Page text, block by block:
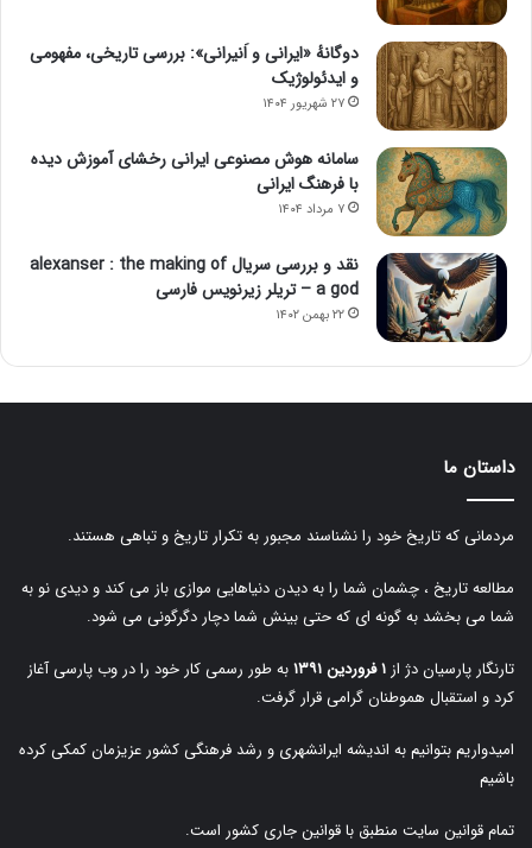
دوگانهٔ «ایرانی و اَنیرانی»: بررسی تاریخی، مفهومی
و ایدئولوژیک
۲۷ شهریور ۱۴۰۴
سامانه هوش مصنوعی ایرانی رخشای آموزش دیده
با فرهنگ ایرانی
۷ مرداد ۱۴۰۴
نقد و بررسی سریال alexanser : the making of
a god – تریلر زیرنویس فارسی
۲۲ بهمن ۱۴۰۲
داستان ما
مردمانی که تاریخ خود را نشناسند مجبور به تکرار تاریخ و تباهی هستند.
مطالعه تاریخ ، چشمان شما را به دیدن دنیاهایی موازی باز می کند و دیدی نو به
شما می بخشد به گونه ای که حتی بینش شما دچار دگرگونی می شود.
تارنگار پارسیان دژ از ۱ فروردین ۱۳۹۱
به طور رسمی کار خود را در وب پارسی آغاز
کرد و استقبال هموطنان گرامی قرار گرفت.
امیدواریم بتوانیم به اندیشه ایرانشهری و رشد فرهنگی کشور عزیزمان کمکی کرده
باشیم
تمام قوانین سایت منطبق با قوانین جاری کشور است.